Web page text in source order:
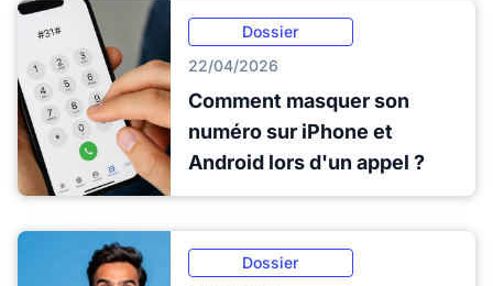
Dossier
22/04/2026
Comment masquer son
numéro sur iPhone et
Android lors d'un appel ?
Dossier